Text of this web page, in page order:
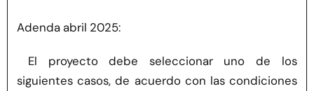
Adenda abril 2025:
El proyecto debe seleccionar uno de los
siguientes casos,de acuerdo con las condiciones